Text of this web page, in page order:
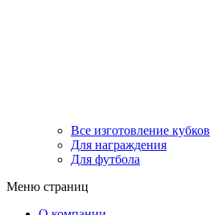
Все изготовление кубков
Для награждения
Для футбола
Меню страниц